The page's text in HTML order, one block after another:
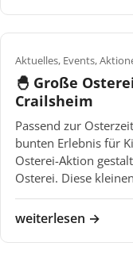
Aktuelles, Events,
🐣 Große
Crailsheim
Passend zur
bunten Erlebnis für
Osterei-Aktion
Osterei. Diese
weiterlesen →